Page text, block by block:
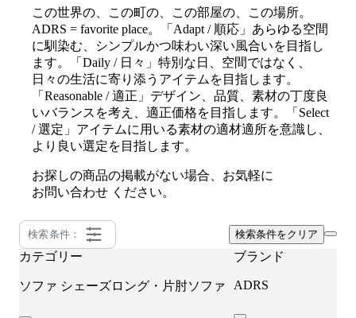
この世界の、この町の、この部屋の、この場所。
ADRS = favorite place。「Adapt / 順応」あらゆる空間
に馴染む、シンプルかつ味わい深い風合いを目指し
ます。「Daily / 日々」特別な日、空間ではなく、
日々の生活に寄り添うアイテムを目指します。
「Reasonable / 適正」デザイン、品質、素材の丁度良
いバランスを考え、適正価格を目指します。「Select
/ 選定」アイテムに用いる素材の適材適所を意識し、
より良い選定を目指します。
お探しの商品の掲載がない場合、お気軽に
お問い合わせ ください。
検索条件： 検索条件をクリア
カテゴリー
ソファ シェーズロング・片肘ソファ
ブランド
ADRS